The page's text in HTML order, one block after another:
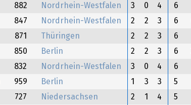
882 Nordrhein-Westfalen 3 0 4 6
847 Nordrhein-Westfalen 2 2 3 6
871 Thüringen 2 2 3 6
850 Berlin 2 2 3 6
832 Nordrhein-Westfalen 3 0 4 6
959 Berlin 1 3 3 5
727 Niedersachsen 2 1 4 5